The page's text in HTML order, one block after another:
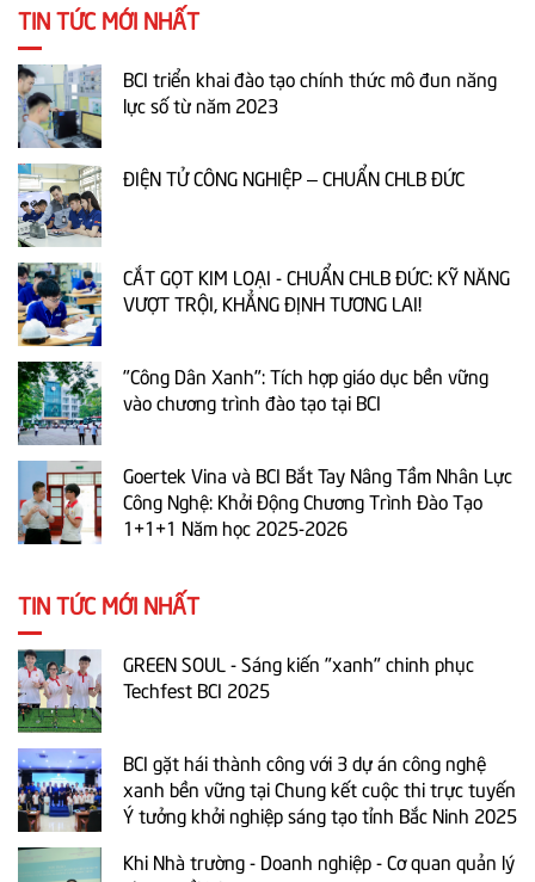
TIN TỨC MỚI NHẤT
BCI triển khai đào tạo chính thức mô đun năng
lực số từ năm 2023
ĐIỆN TỬ CÔNG NGHIỆP – CHUẨN CHLB ĐỨC
CẮT GỌT KIM LOẠI - CHUẨN CHLB ĐỨC: KỸ NĂNG
VƯỢT TRỘI, KHẲNG ĐỊNH TƯƠNG LAI!
"Công Dân Xanh": Tích hợp giáo dục bền vững
vào chương trình đào tạo tại BCI
Goertek Vina và BCI Bắt Tay Nâng Tầm Nhân Lực
Công Nghệ: Khởi Động Chương Trình Đào Tạo
1+1+1 Năm học 2025-2026
TIN TỨC MỚI NHẤT
GREEN SOUL - Sáng kiến "xanh" chinh phục
Techfest BCI 2025
BCI gặt hái thành công với 3 dự án công nghệ
xanh bền vững tại Chung kết cuộc thi trực tuyến
Ý tưởng khởi nghiệp sáng tạo tỉnh Bắc Ninh 2025
Khi Nhà trường - Doanh nghiệp - Cơ quan quản lý